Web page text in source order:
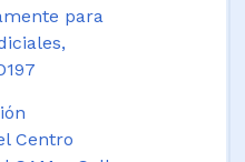
para
Centro